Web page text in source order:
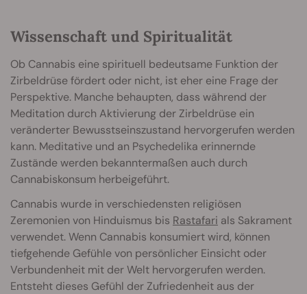
Wissenschaft und Spiritualität
Ob Cannabis eine spirituell bedeutsame Funktion der
Zirbeldrüse fördert oder nicht, ist eher eine Frage der
Perspektive. Manche behaupten, dass während der
Meditation durch Aktivierung der Zirbeldrüse ein
veränderter Bewusstseinszustand hervorgerufen werden
kann. Meditative und an Psychedelika erinnernde
Zustände werden bekanntermaßen auch durch
Cannabiskonsum herbeigeführt.
Cannabis wurde in verschiedensten religiösen
Zeremonien von Hinduismus bis Rastafari als Sakrament
verwendet. Wenn Cannabis konsumiert wird, können
tiefgehende Gefühle von persönlicher Einsicht oder
Verbundenheit mit der Welt hervorgerufen werden.
Entsteht dieses Gefühl der Zufriedenheit aus der